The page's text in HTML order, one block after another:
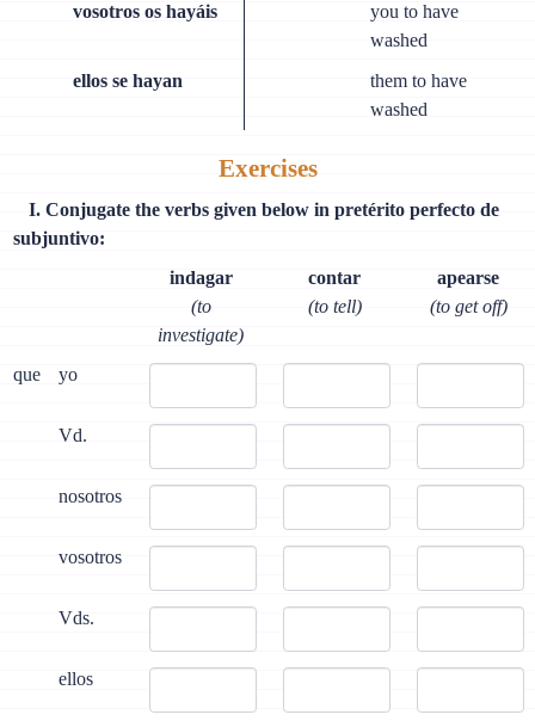
vosotros os hayáis
you to have
washed
ellos se hayan
them to have
washed
Exercises
I. Conjugate the verbs given below in pretérito perfecto de
subjuntivo:
indagar
(to
investigate)
contar
(to tell)
apearse
(to get off)
que yo
Vd.
nosotros
vosotros
Vds.
ellos